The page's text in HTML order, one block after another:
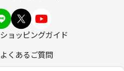
ショッピングガイド
よくあるご質問